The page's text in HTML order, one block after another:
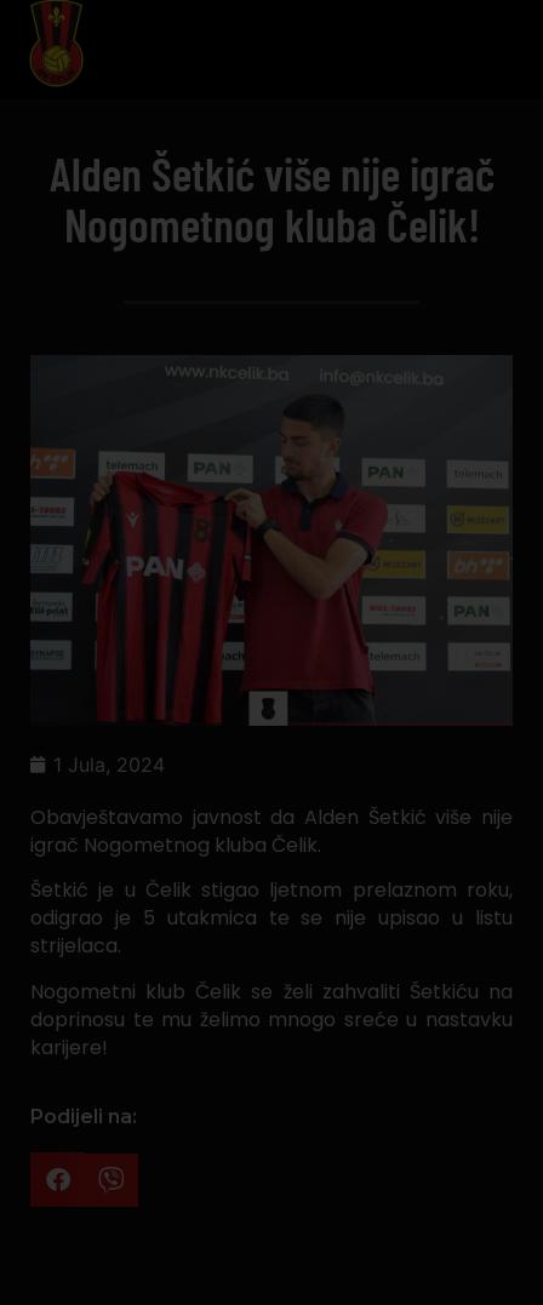
Alden Šetkić više nije igrač
Nogometnog kluba Čelik!
1 Jula, 2024
Obavještavamo javnost da Alden Šetkić više nije
igrač Nogometnog kluba Čelik.
Šetkić je u Čelik stigao ljetnom prelaznom roku,
odigrao je 5 utakmica te se nije upisao u listu
strijelaca.
Nogometni klub Čelik se želi zahvaliti Šetkiću na
doprinosu te mu želimo mnogo sreće u nastavku
karijere!
Podijeli na: